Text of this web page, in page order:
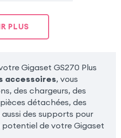
PLUS
Gigaset GS270 Plus
accessoires, vous
des chargeurs, des
détachées, des
des supports pour
potentiel de votre Gigaset